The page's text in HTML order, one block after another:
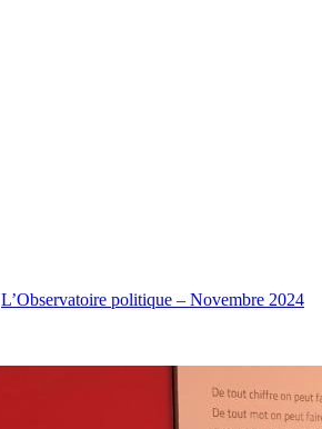
L’Observatoire politique – Novembre 2024